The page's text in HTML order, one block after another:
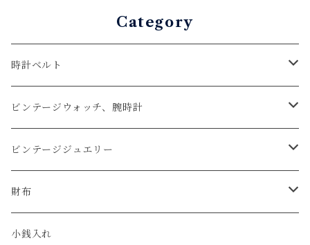
Category
時計ベルト
アップルウォッチベルト
コードバン
クロコダイル
エコレザー
ビンテージウォッチ、腕時計
オメガ / OMEGA
ユリスナルダン / ULYSSE NARDIN
セイコー / SEIKO
ビンテージジュエリー
カルティエ / Cartier
財布
コンパクト
小銭入れ